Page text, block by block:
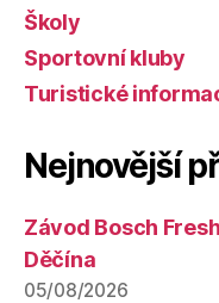
Školy
Sportovní kluby
Turistické
Nejnovější
Závod Bosch
Děčína
05/08/2026